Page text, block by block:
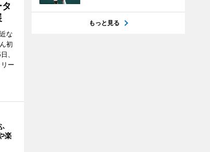
な
初
、
ー
楽
もっと見る